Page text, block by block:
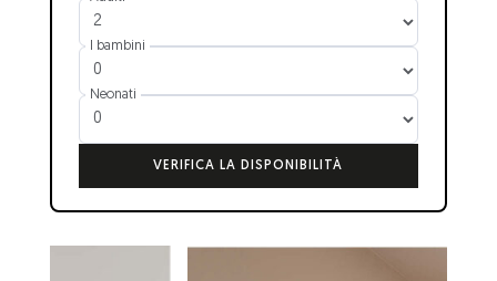
I bambini
Neonati